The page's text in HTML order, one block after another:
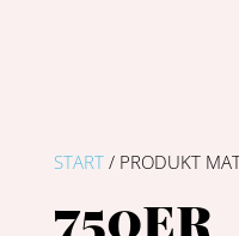
START/ PRODUKT
750er